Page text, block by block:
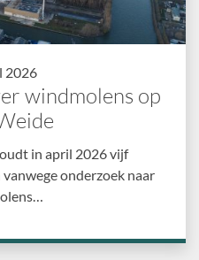
2026
windmolens op
in april 2026 vijf
onderzoek naar